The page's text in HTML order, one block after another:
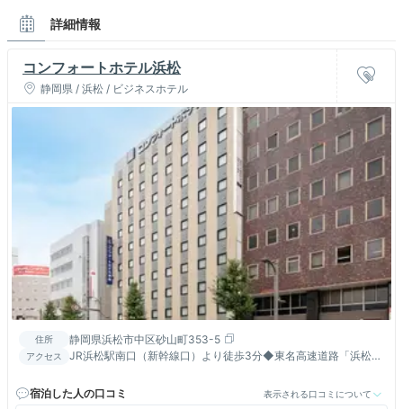
詳細情報
コンフォートホテル浜松
静岡県 / 浜松 / ビジネスホテル
住所 静岡県浜松市中区砂山町353-5
アクセス
JR浜松駅南口（新幹線口）より徒歩3分◆東名高速道路「浜松
宿泊した人の口コミ
表示される口コミについて